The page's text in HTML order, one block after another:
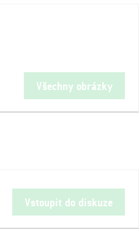
Všechny obrázky
Vstoupit do diskuze